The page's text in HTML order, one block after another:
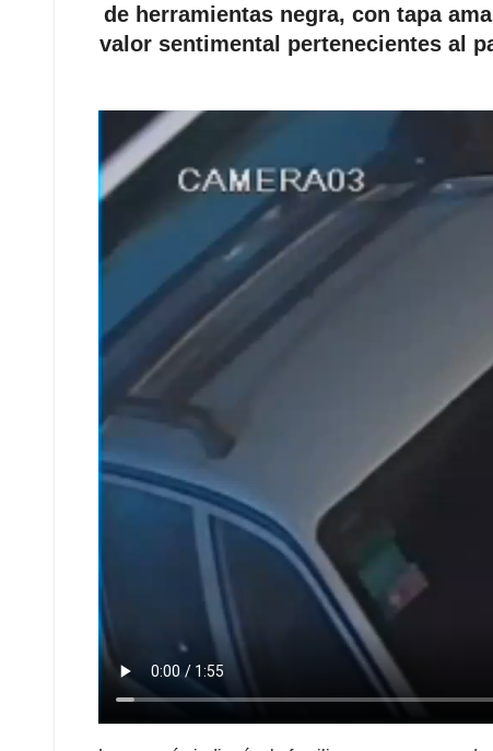
de herramientas negra, con tapa
valor sentimental pertenecientes al